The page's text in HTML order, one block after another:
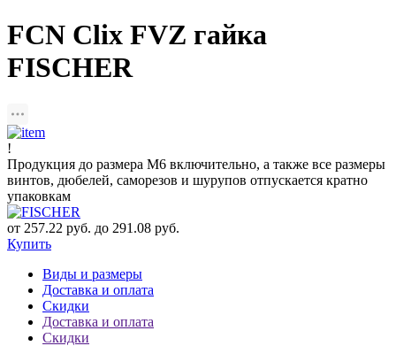
FCN Clix FVZ гайка
FISCHER
!
Продукция до размера М6 включительно, а также все размеры
винтов, дюбелей, саморезов и шурупов отпускается кратно
упаковкам
от 257.22 руб. до 291.08 руб.
Купить
Виды и размеры
Доставка и оплата
Скидки
Доставка и оплата
Скидки